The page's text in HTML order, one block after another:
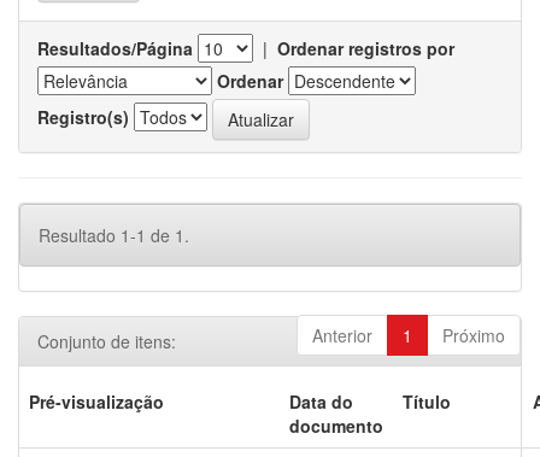
Resultados/Página | Ordenar registros por
Ordenar
Registro(s)
Resultado 1-1 de 1.
Anterior 1 Próximo
Conjunto de itens:
Pré-visualização
Data do
documento
Título